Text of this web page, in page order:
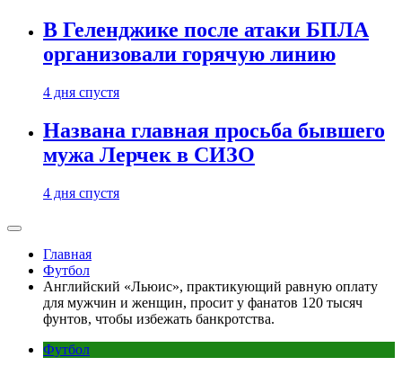
В Геленджике после атаки БПЛА
организовали горячую линию
4 дня спустя
Названа главная просьба бывшего
мужа Лерчек в СИЗО
4 дня спустя
Главная
Футбол
Английский «Льюис», практикующий равную оплату
для мужчин и женщин, просит у фанатов 120 тысяч
фунтов, чтобы избежать банкротства.
Футбол